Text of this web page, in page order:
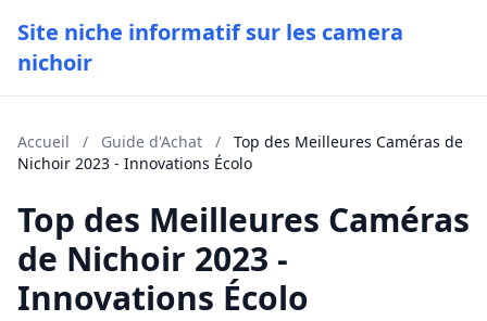
Site niche informatif sur les camera
nichoir
Accueil / Guide d'Achat /
Top des Meilleures Caméras de
Nichoir 2023 - Innovations Écolo
Top des Meilleures Caméras
de Nichoir 2023 -
Innovations Écolo